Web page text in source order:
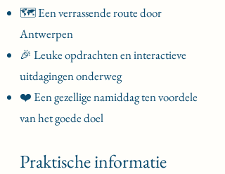
🗺️ Een verrassende route door
Antwerpen
🎉 Leuke opdrachten en interactieve
uitdagingen onderweg
❤️ Een gezellige namiddag ten voordele
van het goede doel
Praktische informatie